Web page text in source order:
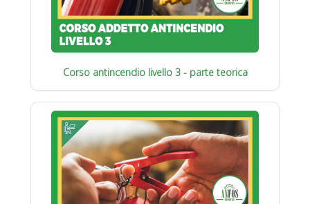
Corso antincendio livello 3 - parte teorica